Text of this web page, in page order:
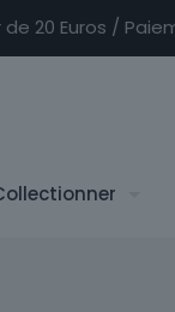
20 Euros /